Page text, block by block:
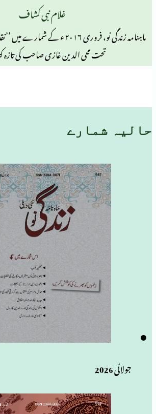
غلام نبی کشاف
ماہنامہ زندگی نو، فروری ۲۰۱۶ء
تحت محی الدین غازی صاحب کی
حالیہ شمارے
جولائی 2026